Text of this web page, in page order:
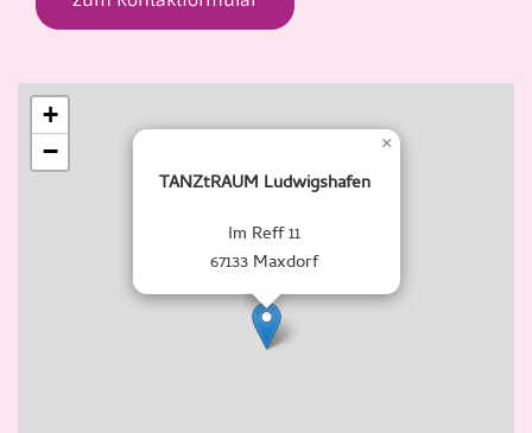
TANZtRAUM Ludwigshafen
Im Reff 11
67133 Maxdorf
×
+
−